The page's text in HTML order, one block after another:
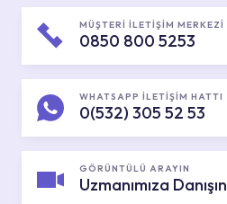
MÜŞTERİ İLETİŞİM MERKEZİ
0850 800 5253
WHATSAPP İLETİŞİM HATTI
0(532) 305 52 53
GÖRÜNTÜLÜ ARAYIN
Uzmanımıza Danışın